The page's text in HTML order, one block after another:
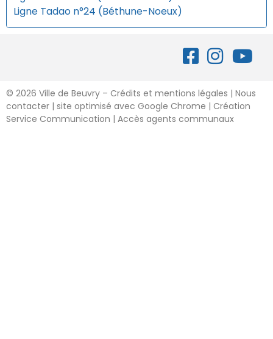
Ligne Tadao n°24 (Béthune-Noeux)
© 2026 Ville de Beuvry – Crédits et mentions légales | Nous
contacter | site optimisé avec Google Chrome | Création
Service Communication | Accès agents communaux